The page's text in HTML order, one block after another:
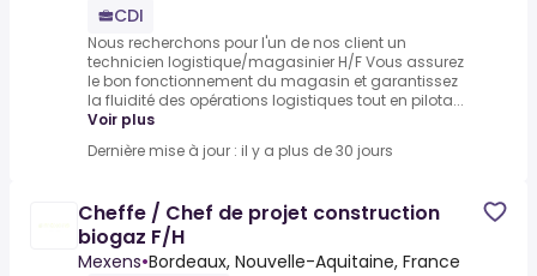
CDI
Nous recherchons pour l'un de nos client un
technicien logistique/magasinier H/F Vous assurez
le bon fonctionnement du magasin et garantissez
la fluidité des opérations logistiques tout en pilota...
Voir plus
Dernière mise à jour : il y a plus de 30 jours
Cheffe / Chef de projet construction
biogaz F/H
Mexens•Bordeaux, Nouvelle-Aquitaine, France